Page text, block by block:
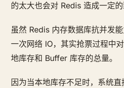
的太大也会对 Redis 造成一定的
虽然 Redis 内存数据库抗并发
一次网络 IO，其实抢票过程中
地库存和 Buffer 库存的总量。
因为当本地库存不足时，系统